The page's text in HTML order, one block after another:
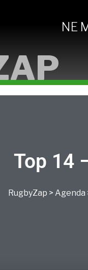
NE
Top 14
RugbyZap > Agenda